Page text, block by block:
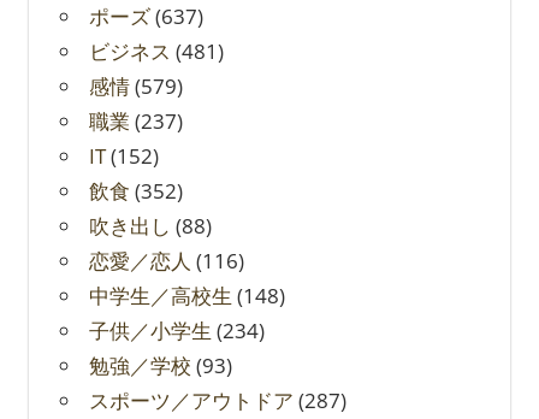
ポーズ(637)
ビジネス (481)
感情(579)
職業 (237)
IT(152)
飲食 (352)
吹き出し (88)
恋愛／恋人 (116)
中学生／高校生 (148)
子供／小学生 (234)
勉強／学校 (93)
スポーツ／アウトドア (287)